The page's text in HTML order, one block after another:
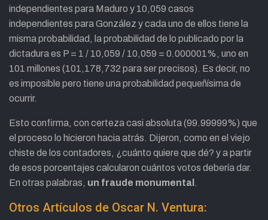
independientes para Maduro y 10,059 casos
independientes para González y cada uno de ellos tiene la
misma probabilidad, la probabilidad de lo publicado por la
dictadura es P = 1 / 10,059 / 10,059 = 0.000001%, uno en
101 millones (101,178,732 para ser precisos). Es decir, no
es imposible pero tiene una probabilidad pequeñísima de
ocurrir.
Esto confirma, con certeza casi absoluta (99.99999%) que
el proceso lo hicieron hacia atrás. Dijeron, como en el viejo
chiste de los contadores, ¿cuánto quiere que dé? y a partir
de esos porcentajes calcularon cuántos votos debería dar.
En otras palabras, un fraude monumental .
Otros Artículos de Oscar N. Ventura: